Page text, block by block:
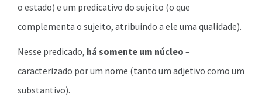
o estado) e um predicativo do sujeito (o que
complementa o sujeito, atribuindo a ele uma qualidade).
Nesse predicado, há somente um núcleo –
caracterizado por um nome (tanto um adjetivo como um
substantivo).